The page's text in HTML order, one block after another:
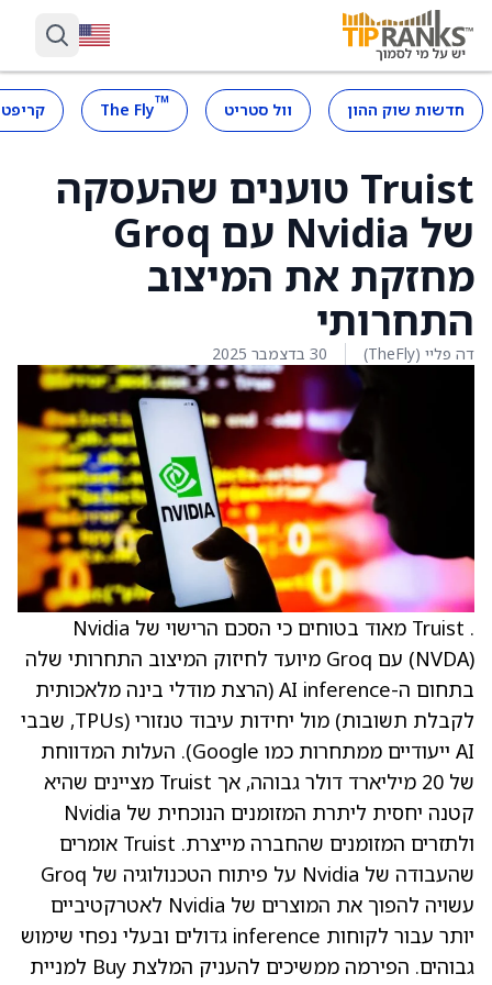
חדשות שוק ההון וול סטריט ™
The Fly
Truist טוענים שהעסקה
של Nvidia עם Groq
מחזקת את המיצוב
התחרותי
דה פליי (TheFly) 30 בדצמבר 2025
. Truist מאוד בטוחים כי הסכם הרישוי של Nvidia
‏(NVDA) עם Groq מיועד לחיזוק המיצוב התחרותי שלה
בתחום ה-AI inference (הרצת מודלי בינה מלאכותית
לקבלת תשובות) מול יחידות עיבוד טנזורי (TPUs, שבבי
AI ייעודיים ממתחרות כמו Google). העלות המדווחת
של 20 מיליארד דולר גבוהה, אך Truist מציינים שהיא
קטנה יחסית ליתרת המזומנים הנוכחית של Nvidia
ולתזרים המזומנים שהחברה מייצרת. Truist אומרים
שהעבודה של Nvidia על פיתוח הטכנולוגיה של Groq
עשויה להפוך את המוצרים של Nvidia לאטרקטיביים
יותר עבור לקוחות inference גדולים ובעלי נפחי שימוש
גבוהים. הפירמה ממשיכים להעניק המלצת Buy למניית